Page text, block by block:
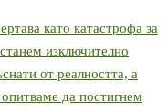
като катастрофа за
изключително
от реалността, а
да постигнем